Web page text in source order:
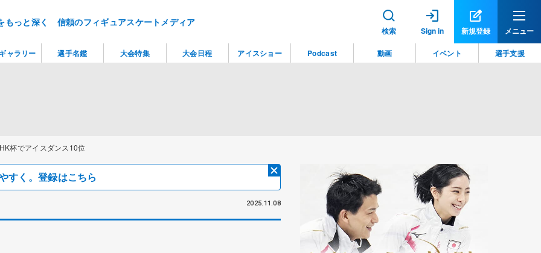
もっと深く 信頼のフィギュアスケートメディア
検索 Sign in 新規登録 メニュー
杯でアイスダンス10位
すく。登録はこちら
2025.11.08
ャラリー 選手名鑑 大会特集 大会日程 アイスショー Podcast 動画 イベント 選手支援